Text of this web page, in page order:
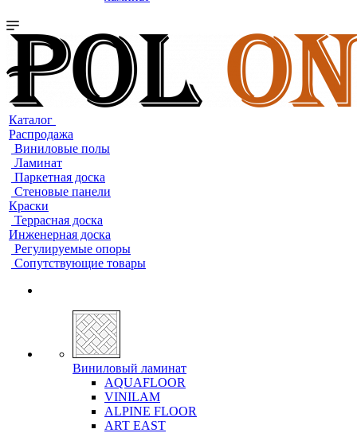
Каталог
Распродажа
Виниловые полы
Ламинат
Паркетная доска
Стеновые панели
Краски
Террасная доска
Инженерная доска
Регулируемые опоры
Сопутствующие товары
Виниловый ламинат
AQUAFLOOR
VINILAM
ALPINE FLOOR
ART EAST